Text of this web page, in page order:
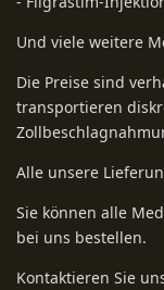
Und viele weitere
Die Preise sind
transportieren
Alle unsere
Sie können alle
bei uns bestellen.
Kontaktieren Sie